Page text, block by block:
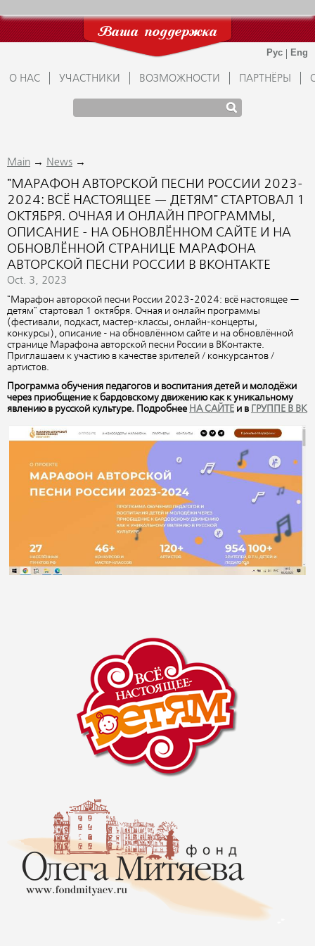
Ваша поддержка
О НАС УЧАСТНИКИ ВОЗМОЖНОСТИ ПАРТНЁРЫ
Main → News →
"МАРАФОН АВТОРСКОЙ ПЕСНИ РОССИИ 2023-
2024: ВСЁ НАСТОЯЩЕЕ — ДЕТЯМ" СТАРТОВАЛ 1
ОКТЯБРЯ. ОЧНАЯ И ОНЛАЙН ПРОГРАММЫ,
ОПИСАНИЕ - НА ОБНОВЛЁННОМ САЙТЕ И НА
ОБНОВЛЁННОЙ СТРАНИЦЕ МАРАФОНА
АВТОРСКОЙ ПЕСНИ РОССИИ В ВКОНТАКТЕ
Oct. 3, 2023
"Марафон авторской песни России 2023-2024: всё настоящее —
детям" стартовал 1 октября. Очная и онлайн программы
(фестивали, подкаст, мастер-классы, онлайн-концерты,
конкурсы), описание - на обновлённом сайте и на обновлённой
странице Марафона авторской песни России в ВКонтакте.
Приглашаем к участию в качестве зрителей / конкурсантов /
артистов.
Программа обучения педагогов и воспитания детей и молодёжи
через приобщение к бардовскому движению как к уникальному
явлению в русской культуре. Подробнее НА САЙТЕ и в ГРУППЕ В ВК